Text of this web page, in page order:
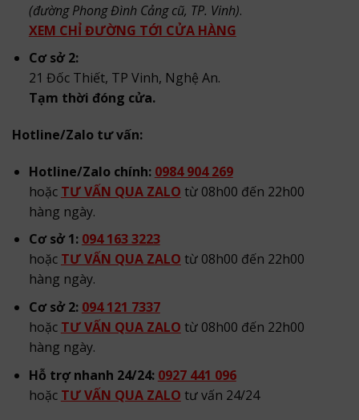
(đường Phong Đình Cảng cũ, TP. Vinh).
XEM CHỈ ĐƯỜNG TỚI CỬA HÀNG
Cơ sở 2:
21 Đốc Thiết, TP Vinh, Nghệ An.
Tạm thời đóng cửa.
Hotline/Zalo tư vấn:
Hotline/Zalo chính: 0984 904 269
hoặc TƯ VẤN QUA ZALO từ 08h00 đến 22h00
hàng ngày.
Cơ sở 1: 094 163 3223
hoặc TƯ VẤN QUA ZALO từ 08h00 đến 22h00
hàng ngày.
Cơ sở 2: 094 121 7337
hoặc TƯ VẤN QUA ZALO từ 08h00 đến 22h00
hàng ngày.
Hỗ trợ nhanh 24/24: 0927 441 096
hoặc TƯ VẤN QUA ZALO tư vấn 24/24